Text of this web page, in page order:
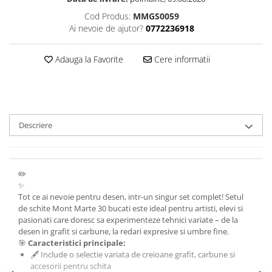
Cod Produs: MMGS0059
Ai nevoie de ajutor? 0772236918
Adauga la Favorite Cere informatii
Descriere
✏️
✨
Tot ce ai nevoie pentru desen, intr-un singur set complet! Setul
de schite Mont Marte 30 bucati este ideal pentru artisti, elevi si
pasionati care doresc sa experimenteze tehnici variate – de la
desen in grafit si carbune, la redari expresive si umbre fine.
🎯 Caracteristici principale:
🖋️ Include o selectie variata de creioane grafit, carbune si
accesorii pentru schita